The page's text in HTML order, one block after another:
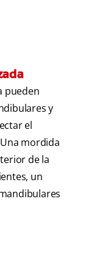
pueden
y
el
mordida
de la
un